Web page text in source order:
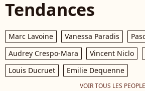
Tendances
Marc Lavoine Vanessa Paradis
Audrey Crespo-Mara
Vincent Niclo
Louis Ducruet
Emilie Dequenne
VOIR TOUS LES PEOPLE